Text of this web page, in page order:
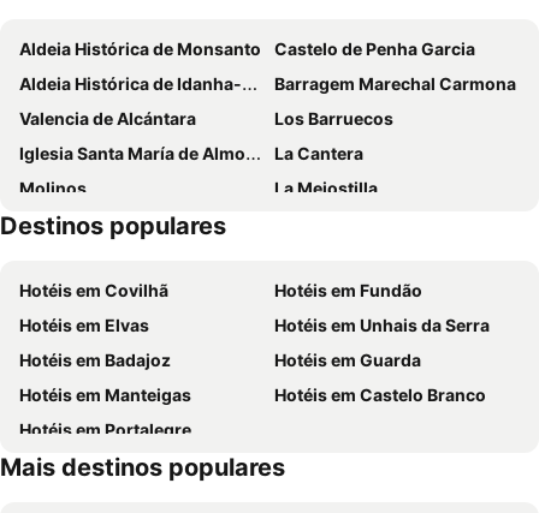
Aldeia Histórica de Monsanto
Castelo de Penha Garcia
Aldeia Histórica de Idanha-a-Velha
Barragem Marechal Carmona
Valencia de Alcántara
Los Barruecos
Iglesia Santa María de Almocóvar
La Cantera
Molinos
La Mejostilla
San Vicente de Alcántara
Destinos populares
Hotéis em Covilhã
Hotéis em Fundão
Hotéis em Elvas
Hotéis em Unhais da Serra
Hotéis em Badajoz
Hotéis em Guarda
Hotéis em Manteigas
Hotéis em Castelo Branco
Hotéis em Portalegre
Mais destinos populares